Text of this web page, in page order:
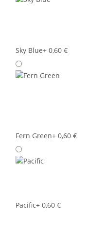
Sky Blue+ 0,60 €
Fern Green+ 0,60 €
Pacific+ 0,60 €